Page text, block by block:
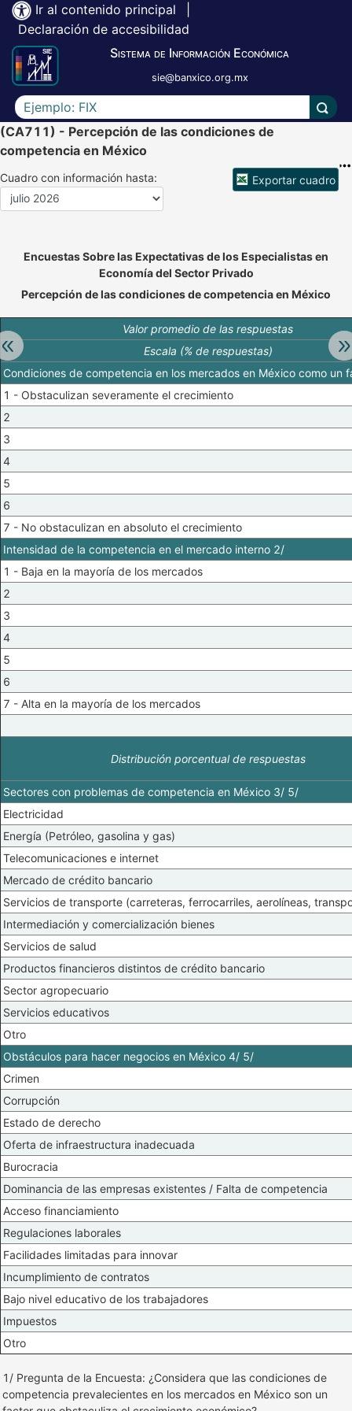
Ir al contenido principal
Declaración de accesibilidad
Sistema de Información Económica
sie@banxico.org.mx
Escriba el texto a buscar
(CA711) - Percepción de las condiciones de
competencia en México
Cuadro con información hasta: Exportar cuadro
Retroceder:
Accesibilidad de Cuadros Analíticos, al exportar el cuadro
Encuestas Sobre las Expectativas de los Especialistas en
Economía del Sector Privado
Percepción de las condiciones de competencia en México
Valor promedio de las respuestas
Escala (% de respuestas)
Condiciones de competencia en los mercados en México como
1 - Obstaculizan severamente el crecimiento
2
3
4
5
6
7 - No obstaculizan en absoluto el crecimiento
Intensidad de la competencia en el mercado interno 2/
1 - Baja en la mayoría de los mercados
2
3
4
5
6
7 - Alta en la mayoría de los mercados
Distribución porcentual de respuestas
Sectores con problemas de competencia en México 3/ 5/
Electricidad
Energía (Petróleo, gasolina y gas)
Telecomunicaciones e internet
Mercado de crédito bancario
Servicios de transporte (carreteras, ferrocarriles, aerolíneas,
Intermediación y comercialización bienes
Servicios de salud
Productos financieros distintos de crédito bancario
Sector agropecuario
Servicios educativos
Otro
Obstáculos para hacer negocios en México 4/ 5/
Crimen
Corrupción
Estado de derecho
Oferta de infraestructura inadecuada
Burocracia
Dominancia de las empresas existentes / Falta de competencia
Acceso financiamiento
Regulaciones laborales
Facilidades limitadas para innovar
Incumplimiento de contratos
Bajo nivel educativo de los trabajadores
Impuestos
Otro
1/ Pregunta de la Encuesta: ¿Considera que las condiciones de
competencia prevalecientes en los mercados en México son un